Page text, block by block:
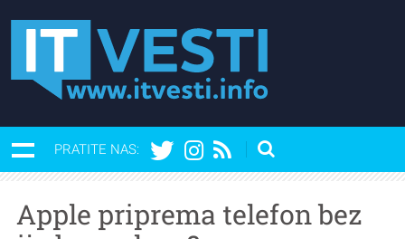
PRATITE NAS:
Apple priprema telefon bez